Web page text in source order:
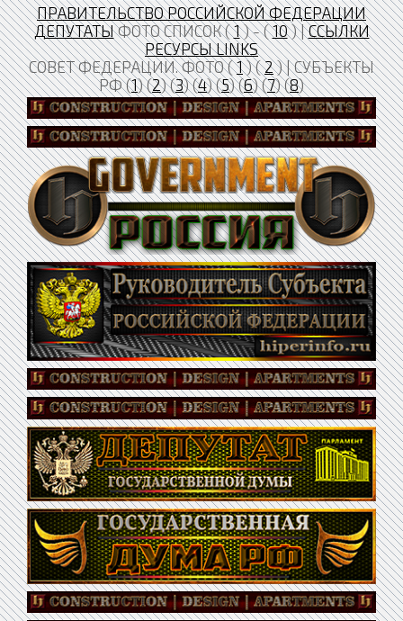
ПРАВИТЕЛЬСТВО РОССИЙСКОЙ ФЕДЕРАЦИИ
ДЕПУТАТЫФОТО СПИСОК (1) - (10) |ССЫЛКИ
РЕСУРСЫ LINKS
СОВЕТ ФЕДЕРАЦИИ. ФОТО (1) (2) | СУБЪЕКТЫ
РФ (1) (2) (3) (4) (5) (6) (7) (8)